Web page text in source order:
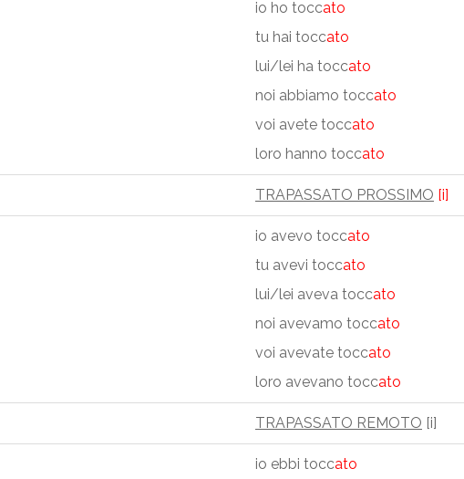
io ho toccato
tu hai toccato
lui/lei ha toccato
noi abbiamo toccato
voi avete toccato
loro hanno toccato
TRAPASSATO PROSSIMO [i]
io avevo toccato
tu avevi toccato
lui/lei aveva toccato
noi avevamo toccato
voi avevate toccato
loro avevano toccato
TRAPASSATO REMOTO [i]
io ebbi toccato